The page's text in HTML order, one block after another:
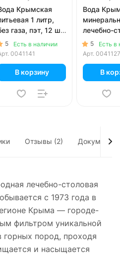
Крымская
1 литр,
газа, пэт, 12 шт.
уп.
5
Есть в наличии
0041141
В корзину
Вода
лечебно-
0.5 литра,
12 шт. в
5
Есть в
Арт. 0041127
В
Отзывы (2) Документы
лечебно-столовая
с 1973 года в
Крыма — городе-
фильтром уникальной
горных пород, проходя
и насыщается